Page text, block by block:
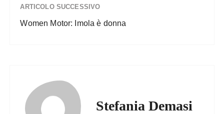
ARTICOLO SUCCESSIVO
Women Motor: Imola è donna
Stefania Demasi